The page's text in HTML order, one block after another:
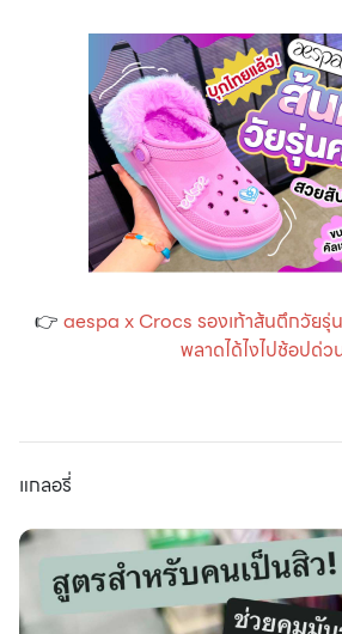
👉 aespa x Crocs รองเท้าส้นตึกวัยรุ่
พลาดได้ไงไปช้อปด่ว
แกลอรี่